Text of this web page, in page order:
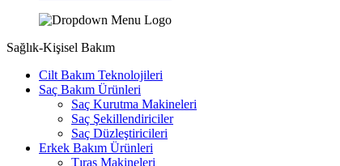
Sağlık-Kişisel Bakım
Cilt Bakım Teknolojileri
Saç Bakım Ürünleri
Saç Kurutma Makineleri
Saç Şekillendiriciler
Saç Düzleştiricileri
Erkek Bakım Ürünleri
Tıraş Makineleri